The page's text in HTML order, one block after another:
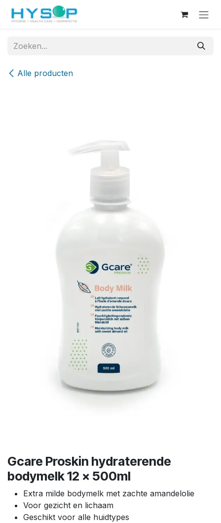
Overslaan naar inhoud
Alle producten
Gcare Proskin hydraterende
bodymelk 12 x 500ml
Extra milde bodymelk met zachte amandelolie
Voor gezicht en lichaam
Geschikt voor alle huidtypes